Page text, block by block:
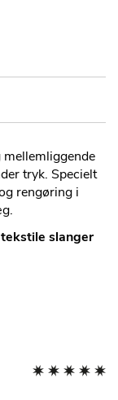
tryk. Specielt
rengøring i
slanger